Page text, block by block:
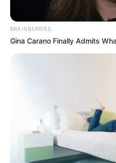
cada comida es
usar un cepillo de cerdas
tres meses.
El hilo dental es otro
Elimina restos de comida
alcanza, previniendo así
Enjuagues naturales con
El agua oxigenada,
como un blanqueador
natural. Solo hay que
iguales y usarla como
BRAINBERRIES
Gina Carano Finally Admits